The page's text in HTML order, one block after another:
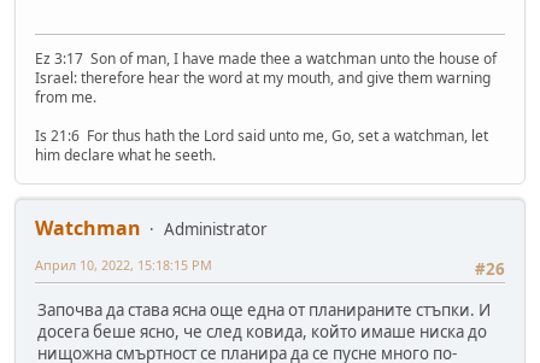
Ez 3:17 Son of man, I have made thee a watchman unto the house of
Israel: therefore hear the word at my mouth, and give them warning
from me.
Is 21:6 For thus hath the Lord said unto me, Go, set a watchman, let
him declare what he seeth.
Watchman
Administrator
#26
Април 10, 2022, 15:18:15 PM
Започва да става ясна още една от планираните стъпки. И
досега беше ясно, че след ковида, който имаше ниска до
нищожна смъртност се планира да се пусне много по-